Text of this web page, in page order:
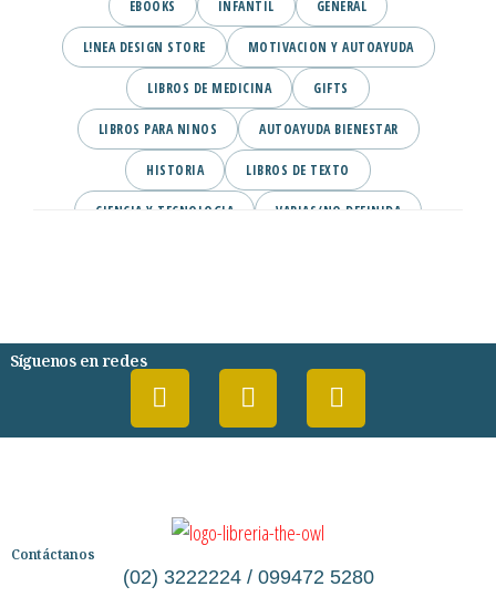
EBOOKS INFANTIL GENERAL
L!NEA DESIGN STORE MOTIVACION Y AUTOAYUDA
LIBROS DE MEDICINA GIFTS
LIBROS PARA NINOS AUTOAYUDA BIENESTAR
HISTORIA LIBROS DE TEXTO
CIENCIA Y TECNOLOGIA VARIAS/NO DEFINIDA
Síguenos en redes
Contáctanos
(02) 3222224 / 099472 5280